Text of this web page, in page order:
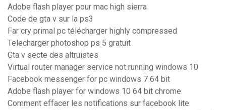
Adobe flash player pour mac high sierra
Code de gta v sur la ps3
Far cry primal pc télécharger highly compressed
Telecharger photoshop ps 5 gratuit
Gta v secte des altruistes
Virtual router manager service not running windows 10
Facebook messenger for pc windows 7 64 bit
Adobe flash player for windows 10 64 bit chrome
Comment effacer les notifications sur facebook lite